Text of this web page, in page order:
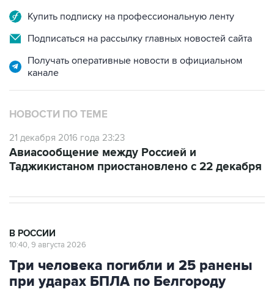
Купить подписку на профессиональную ленту
Подписаться на рассылку главных новостей сайта
Получать оперативные новости в официальном
канале
НОВОСТИ ПО ТЕМЕ
21 декабря 2016 года 23:23
Авиасообщение между Россией и
Таджикистаном приостановлено с 22 декабря
В РОССИИ
10:40, 9 августа 2026
Три человека погибли и 25 ранены
при ударах БПЛА по Белгороду